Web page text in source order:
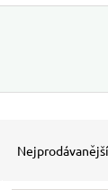
Nejprodávanější